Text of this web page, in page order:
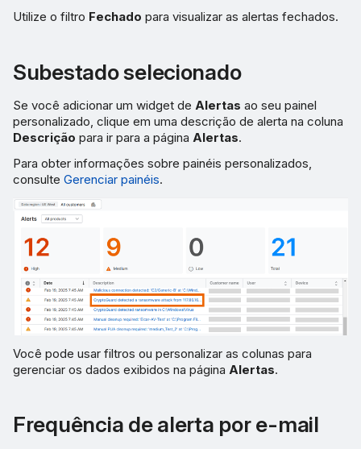
Utilize o filtro Fechado para visualizar as alertas fechados.
Subestado selecionado
Se você adicionar um widget de Alertas ao seu painel
personalizado, clique em uma descrição de alerta na coluna
Descrição para ir para a página Alertas.
Para obter informações sobre painéis personalizados,
consulte Gerenciar painéis.
Você pode usar filtros ou personalizar as colunas para
gerenciar os dados exibidos na página Alertas.
Frequência de alerta por e-mail